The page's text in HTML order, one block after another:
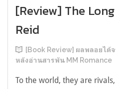
[Review] The
Reid
[Book Review] ผลพลอยได้
หลังอ่านสารพัน MM Romance
To the world, they are